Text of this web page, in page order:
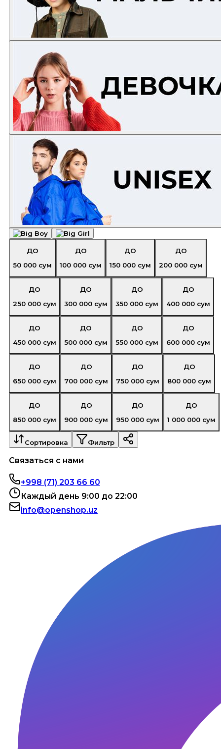
ДО
50 000 сум
ДО
100 000 сум
ДО
150 000 сум
ДО
200 000 сум
ДО
250 000 сум
ДО
300 000 сум
ДО
350 000 сум
ДО
400 000 сум
ДО
450 000 сум
ДО
500 000 сум
ДО
550 000 сум
ДО
600 000 сум
ДО
650 000 сум
ДО
700 000 сум
ДО
750 000 сум
ДО
800 000 сум
ДО
850 000 сум
ДО
900 000 сум
ДО
950 000 сум
ДО
1 000 000 сум
Сортировка Фильтр
Связаться с нами
+998 (71) 203 66 60
Каждый день 9:00 до 22:00
info@openshop.uz